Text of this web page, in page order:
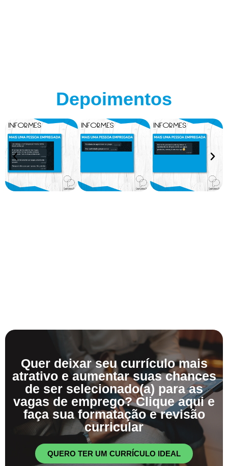
Depoimentos
Quer deixar seu currículo mais
atrativo e aumentar suas chances
de ser selecionado(a) para as
vagas de emprego? Clique aqui e
faça sua formatação e revisão
curricular
QUERO TER UM CURRÍCULO IDEAL